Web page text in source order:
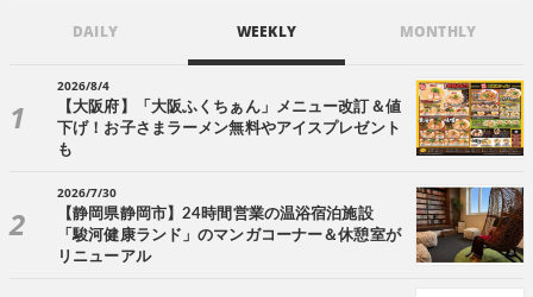
DAILY WEEKLY MONTHLY
2026/8/4
【大阪府】「大阪ふくちぁん」メニュー改訂＆値
下げ！お子さまラーメン無料やアイスプレゼント
も
2026/7/30
【静岡県静岡市】24時間営業の温浴宿泊施設
「駿河健康ランド」のマンガコーナー＆休憩室が
リニューアル